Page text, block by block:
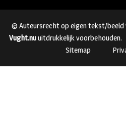
© Auteursrecht op eigen tekst/beeld
Vught.nuuitdrukkelijk voorbehouden.
Sitemap